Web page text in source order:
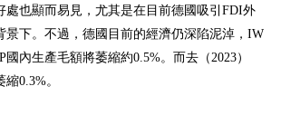
處也顯而易見，尤其是在目前德國吸引FDI外
景下。不過，德國目前的經濟仍深陷泥淖，IW
國內生產毛額將萎縮約0.5%。而去（2023）
0.3%。